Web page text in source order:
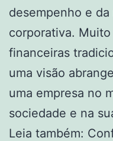
desempenho e
corporativa.
financeiras
uma visão
uma empresa no
sociedade e na
Leia também: